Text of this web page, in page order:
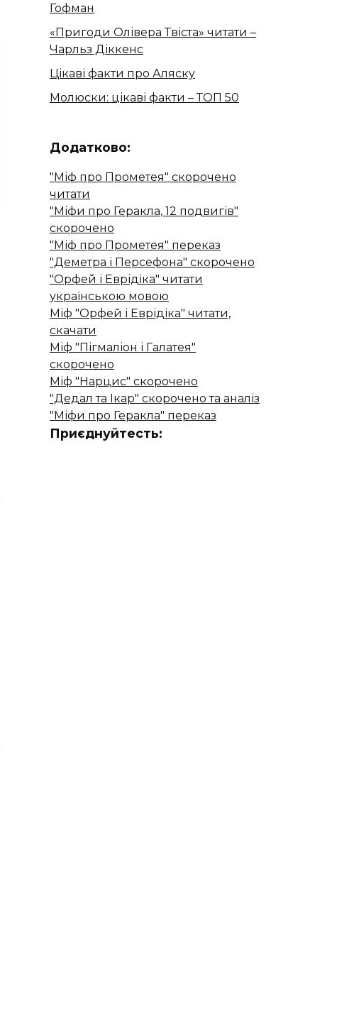
Гофман
«Пригоди Олівера Твіста» читати –
Чарльз Діккенс
Цікаві факти про Аляску
Молюски: цікаві факти – ТОП 50
Додатково:
"Міф про Прометея" скорочено
читати
"Міфи про Геракла, 12 подвигів"
скорочено
"Міф про Прометея" переказ
"Деметра і Персефона" скорочено
"Орфей і Еврідіка" читати
українською мовою
Міф "Орфей і Еврідіка" читати,
скачати
Міф "Пігмаліон і Галатея"
скорочено
Міф "Нарцис" скорочено
"Дедал та Ікар" скорочено та аналіз
"Міфи про Геракла" переказ
Приєднуйтесть: